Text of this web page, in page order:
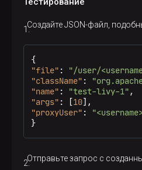
Создайте JSON-файл,
{
"file" :
"/user/
"className" :
"name" : "test-livy-1" ,
"args" : [10] ,
"proxyUser" :
}
Отправьте запрос с